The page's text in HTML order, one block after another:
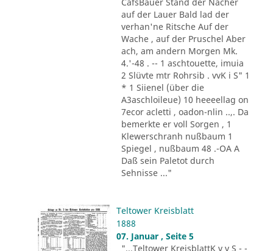
auf der Lauer Bald lad der
verhan'ne Ritsche Auf der
Wache , auf der Pruschel Aber
ach, am andern Morgen Mk.
4.'-48 . -- 1 aschtouette, imuia
2 Slüvte mtr Rohrsib . vvK i S" 1
* 1 Siienel (über die
A3aschloileue) 10 heeeellag on
7ecor acletti , oadon-nlin ..,. Da
bemerkte er voll Sorgen , 1
Klewerschranh nußbaum 1
Spiegel , nußbaum 48 .-OA A
Daß sein Paletot durch
Sehnisse ..."
Teltower Kreisblatt
1888
07. Januar , Seite 5
"...Teltower KreisblattK v v S - -